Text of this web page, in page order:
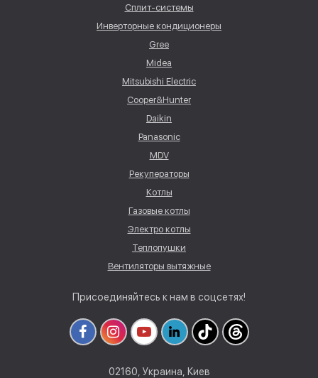
Сплит-системы
Инверторные кондиционеры
Gree
Midea
Mitsubishi Electric
Cooper&Hunter
Daikin
Panasonic
MDV
Рекуператоры
Котлы
Газовые котлы
Электро котлы
Теплопушки
Вентиляторы вытяжные
Присоединяйтесь к нам в соцсетях!
02160, Украина, Киев